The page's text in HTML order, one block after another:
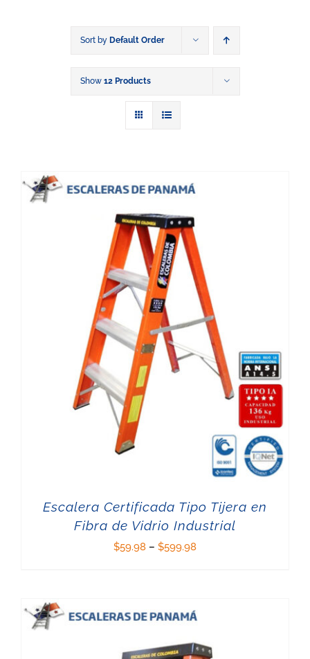
Sort by Default Order
Show 12 Products
Escalera Certificada Tipo Tijera en
Fibra de Vidrio Industrial
$59.98 – $599.98